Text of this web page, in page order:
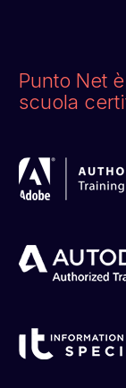
Punto Net
scuola